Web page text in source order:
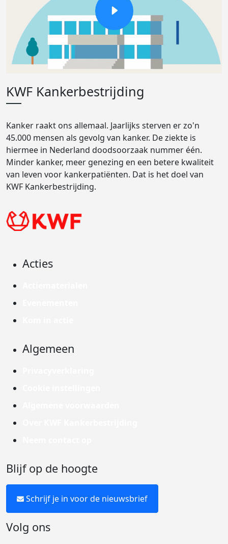
KWF Kankerbestrijding
Kanker raakt ons allemaal. Jaarlijks sterven er zo'n
45.000 mensen als gevolg van kanker. De ziekte is
hiermee in Nederland doodsoorzaak nummer één.
Minder kanker, meer genezing en een betere kwaliteit
van leven voor kankerpatiënten. Dat is het doel van
KWF Kankerbestrijding.
Acties
Algemeen
Blijf op de hoogte
Schrijf je in voor de nieuwsbrief
Volg ons